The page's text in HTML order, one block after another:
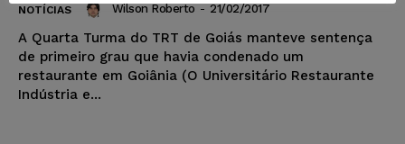
NOTÍCIAS Wilson Roberto - 21/02/2017
A Quarta Turma do TRT de Goiás manteve sentença
de primeiro grau que havia condenado um
restaurante em Goiânia (O Universitário Restaurante
Indústria e...